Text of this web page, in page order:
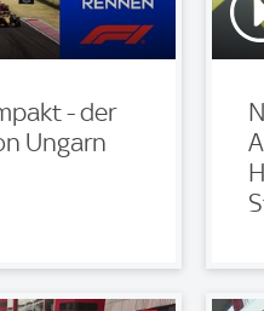
- der
Ungarn